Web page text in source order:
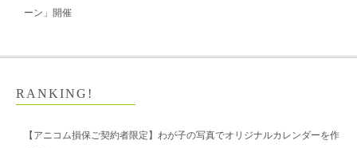
ーン」開催
RANKING!
【アニコム損保ご契約者限定】わが子の写真でオリジナルカレンダーを作